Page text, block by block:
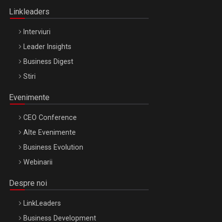
Linkleaders
Interviuri
Leader Insights
Business Digest
Stiri
Evenimente
CEO Conference
Alte Evenimente
Business Evolution
Webinarii
Despre noi
LinkLeaders
Business Development